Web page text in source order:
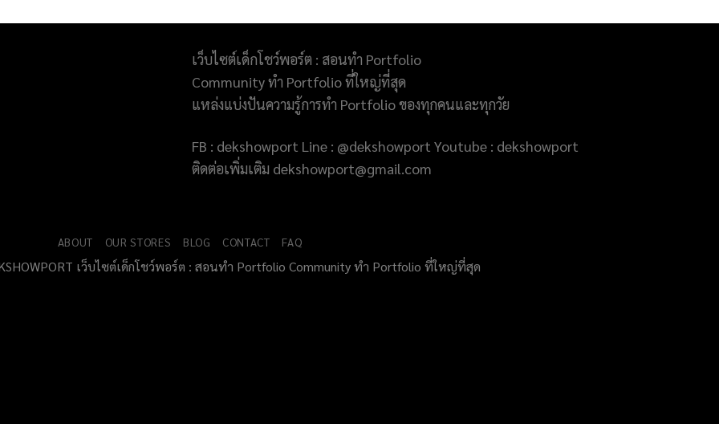
เว็บไซต์เด็กโชว์พอร์ต : สอนทำ Portfolio
Community ทำ Portfolio ที่ใหญ่ที่สุด
แหล่งแบ่งปันความรู้การทำ Portfolio ของทุกคนและทุกวัย
FB : dekshowport Line : @dekshowport Youtube : dekshowport
ติดต่อเพิ่มเติม dekshowport@gmail.com
ABOUT OUR STORES BLOG CONTACT FAQ
เว็บไซต์เด็กโชว์พอร์ต : สอนทำ Portfolio Community ทำ Portfolio ที่ใหญ่ที่สุด